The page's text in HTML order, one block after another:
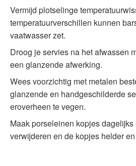
Vermijd plotselinge
temperatuurverschillen kunnen
vaatwasser zet.
Droog je servies na het afwassen
een glanzende afwerking.
Wees voorzichtig met metalen
glanzende en handgeschilderde
eroverheen te vegen.
Maak porseleinen kopjes
verwijderen en de kopjes helder